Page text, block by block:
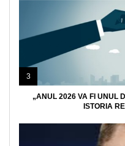
3
„ANUL 2026 VA FI UNUL
ISTORIA